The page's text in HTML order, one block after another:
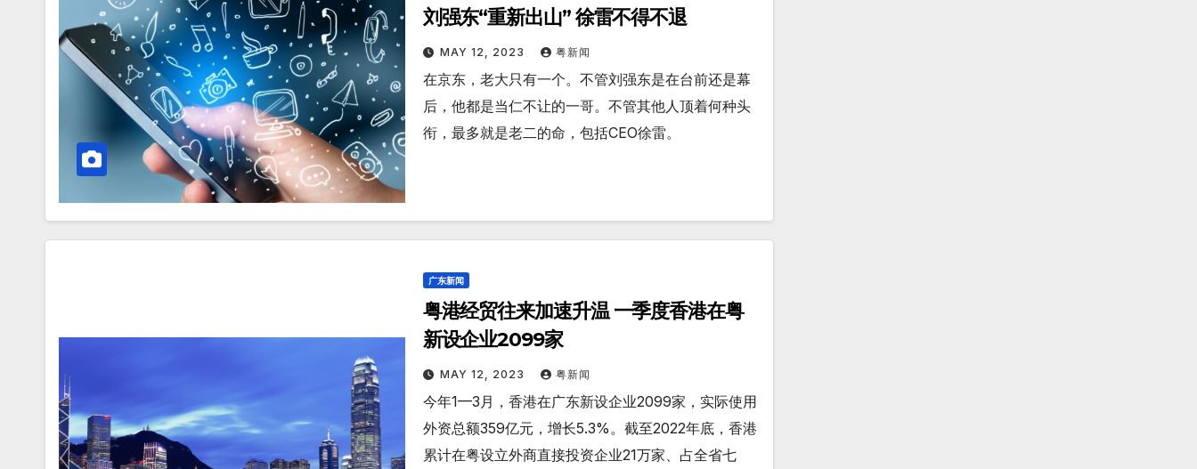
刘强东“重新出山” 徐雷不得不退
MAY 12, 2023 粤新闻
在京东，老大只有一个。不管刘强东是在台前还是幕
后，他都是当仁不让的一哥。不管其他人顶着何种头
衔，最多就是老二的命，包括CEO徐雷。
广东新闻
粤港经贸往来加速升温 一季度香港在粤
新设企业2099家
MAY 12, 2023 粤新闻
今年1—3月，香港在广东新设企业2099家，实际使用
外资总额359亿元，增长5.3%。截至2022年底，香港
累计在粤设立外商直接投资企业21万家、占全省七